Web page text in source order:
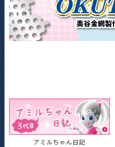
アミルちゃん日記